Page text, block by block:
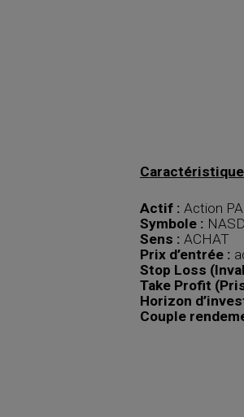
Actif : Action
Symbole :
Sens : ACHAT
Prix d’entrée :
Stop Loss
Take Profit
Horizon
Couple